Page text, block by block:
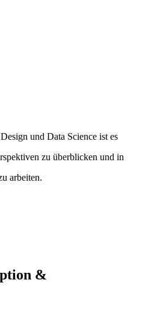
und Data Science ist es
zu überblicken und in
arbeiten.
&